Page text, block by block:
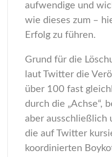
aufwendige und
wie dieses zum –
Erfolg zu führen.
Grund für die
laut Twitter die
über 100 fast
durch die „Achse“,
aber ausschließlich
die auf Twitter
koordinierten